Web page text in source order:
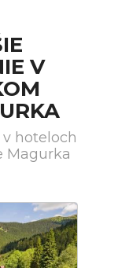
V
hoteloch
Magurka